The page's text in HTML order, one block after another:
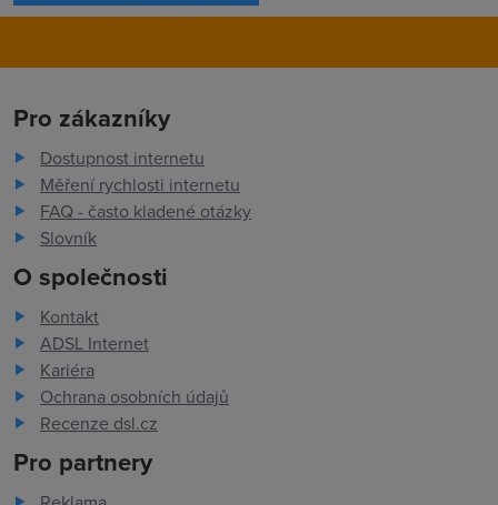
Pro zákazníky
Dostupnost internetu
Měření rychlosti internetu
FAQ - často kladené otázky
Slovník
O společnosti
Kontakt
ADSL Internet
Kariéra
Ochrana osobních údajů
Recenze dsl.cz
Pro partnery